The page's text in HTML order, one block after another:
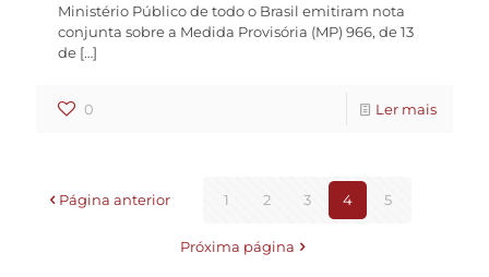
Ministério Público de todo o Brasil emitiram nota
conjunta sobre a Medida Provisória (MP) 966, de 13
de […]
0 Ler mais
Página anterior 1 2 3 4 5
Próxima página